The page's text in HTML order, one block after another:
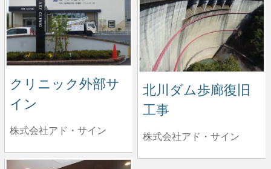
クリニック外部サ
イン
株式会社アド・サイン
北川ダム歩廊復旧
工事
株式会社アド・サイン